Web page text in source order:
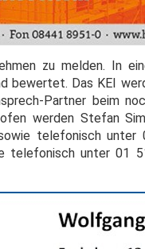
zu melden. In
bewertet. Das KEI
Partner beim
werden Stefan
telefonisch
telefonisch unter 01